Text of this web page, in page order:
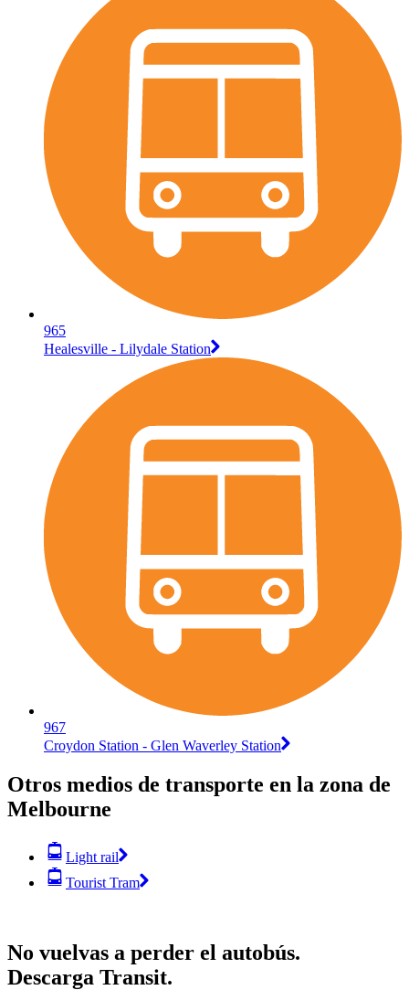
965
Healesville - Lilydale Station
967
Croydon Station - Glen Waverley Station
Otros medios de transporte en la zona de
Melbourne
Light rail
Tourist Tram
No vuelvas a perder el autobús.
Descarga Transit.